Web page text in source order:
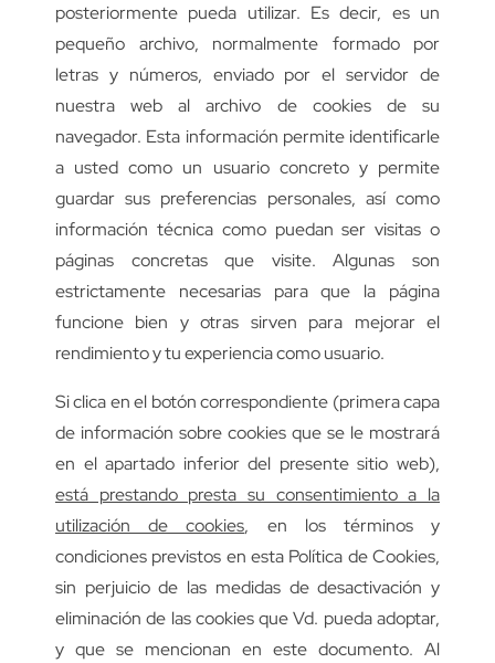
posteriormente pueda utilizar. Es decir, es un
pequeño archivo, normalmente formado por
letras y números, enviado por el servidor de
nuestra web al archivo de cookies de su
navegador. Esta información permite identificarle
a usted como un usuario concreto y permite
guardar sus preferencias personales, así como
información técnica como puedan ser visitas o
páginas concretas que visite. Algunas son
estrictamente necesarias para que la página
funcione bien y otras sirven para mejorar el
rendimiento y tu experiencia como usuario.
Si clica en el botón correspondiente (primera capa
de información sobre cookies que se le mostrará
en el apartado inferior del presente sitio web),
está prestando presta su consentimiento a la
utilización de cookies, en los términos y
condiciones previstos en esta Política de Cookies,
sin perjuicio de las medidas de desactivación y
eliminación de las cookies que Vd. pueda adoptar,
y que se mencionan en este documento. Al